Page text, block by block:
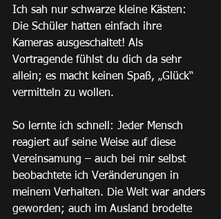
Ich sah nur schwarze kleine Kästen:
Die Schüler hatten einfach ihre
Kameras ausgeschaltet! Als
Vortragende fühlst du dich da sehr
allein; es macht keinen Spaß, „Glück“
vermitteln zu wollen.
So lernte ich schnell: Jeder Mensch
reagiert auf seine Weise auf diese
Vereinsamung – auch bei mir selbst
beobachtete ich Veränderungen in
meinem Verhalten. Die Welt war anders
geworden; auch im Ausland brodelte